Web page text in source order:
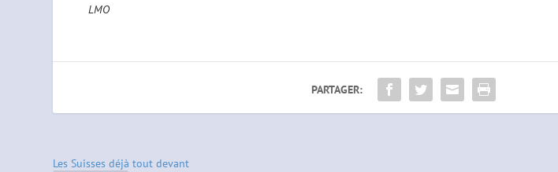
LMO
PARTAGER:
Les Suisses déjà tout devant